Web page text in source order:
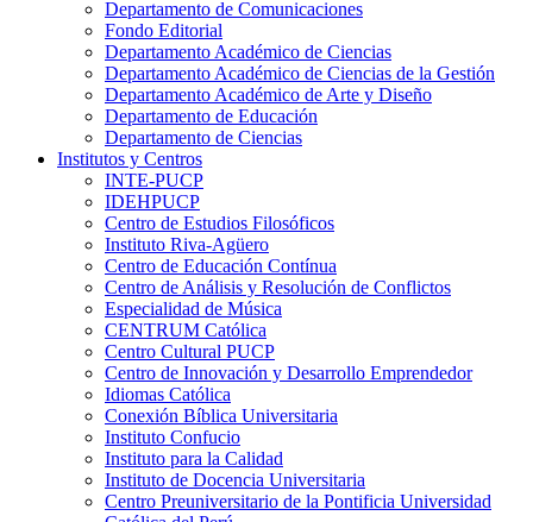
Departamento de Comunicaciones
Fondo Editorial
Departamento Académico de Ciencias
Departamento Académico de Ciencias de la Gestión
Departamento Académico de Arte y Diseño
Departamento de Educación
Departamento de Ciencias
Institutos y Centros
INTE-PUCP
IDEHPUCP
Centro de Estudios Filosóficos
Instituto Riva-Agüero
Centro de Educación Contínua
Centro de Análisis y Resolución de Conflictos
Especialidad de Música
CENTRUM Católica
Centro Cultural PUCP
Centro de Innovación y Desarrollo Emprendedor
Idiomas Católica
Conexión Bíblica Universitaria
Instituto Confucio
Instituto para la Calidad
Instituto de Docencia Universitaria
Centro Preuniversitario de la Pontificia Universidad